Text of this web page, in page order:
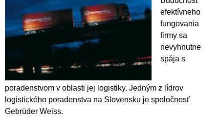
efektívneho
fungovania
firmy sa
nevyhnutne
spája s
poradenstvom v oblasti jej logistiky. Jedným z lídrov
logistického poradenstva na Slovensku je spoločnosť
Gebrüder Weiss.